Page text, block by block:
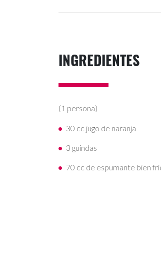
INGREDIENTES
(1 persona)
30 cc jugo de naranja
3 guindas
70 cc de espumante bien